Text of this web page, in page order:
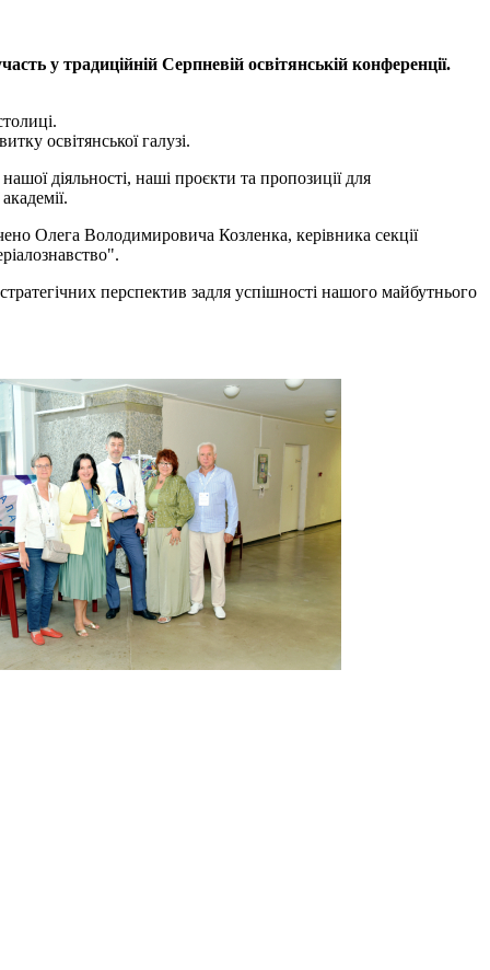
у традиційній Серпневій освітянській конференції.
освітянської галузі.
діяльності, наші проєкти та пропозиції для
Олега Володимировича Козленка, керівника секції
перспектив задля успішності нашого майбутнього